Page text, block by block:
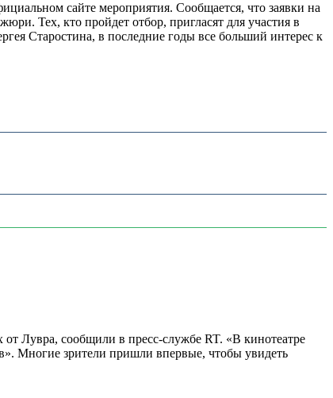
сайте мероприятия. Сообщается, что заявки на
Тех, кто пройдет отбор, пригласят для участия в
Старостина, в последние годы все больший интерес к
Лувра, сообщили в пресс-службе RT. «В кинотеатре
Многие зрители пришли впервые, чтобы увидеть